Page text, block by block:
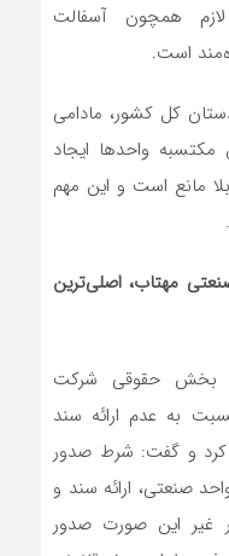
همچون آسفالت
است.
کل کشور، مادامی
مکتسبه واحدها ایجاد
مانع است و این مهم
مهتاب، اصلی‌ترین
بخش حقوقی شرکت
به عدم ارائه سند
کرد و گفت: شرط صدور
صنعتی، ارائه سند و
غیر این صورت صدور